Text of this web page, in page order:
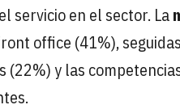
servicio en el sector. La
office (41%),
y las